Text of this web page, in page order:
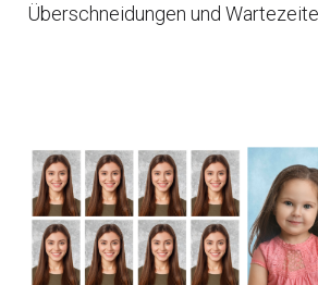
Überschneidungen und